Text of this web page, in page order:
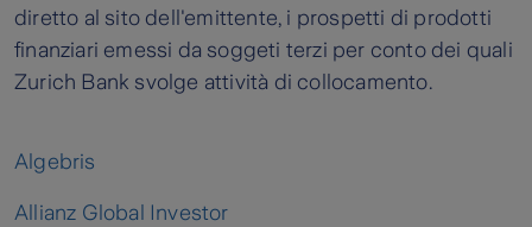
diretto al sito dell'emittente, i prospetti di prodotti
finanziari emessi da soggeti terzi per conto dei quali
Zurich Bank svolge attività di collocamento.
Algebris
Allianz Global Investor